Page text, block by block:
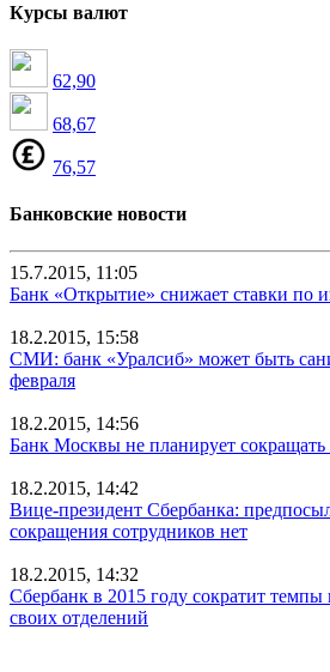
Курсы валют
62,90
68,67
76,57
Банковские новости
15.7.2015, 11:05
Банк «Открытие» снижает ставки по
18.2.2015, 15:58
СМИ: банк «Уралсиб» может быть
февраля
18.2.2015, 14:56
Банк Москвы не планирует сокращать
18.2.2015, 14:42
Вице-президент Сбербанка:
сокращения сотрудников нет
18.2.2015, 14:32
Сбербанк в 2015 году сократит
своих отделений